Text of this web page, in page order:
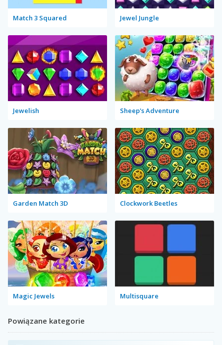
Match 3 Squared Jewel Jungle
Jewelish Sheep's Adventure
Garden Match 3D Clockwork Beetles
Magic Jewels Multisquare
Powiązane kategorie